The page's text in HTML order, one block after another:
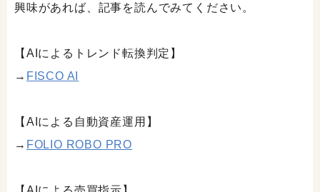
興味があれば、記事を読んでみてください。
【AIによるトレンド転換判定】
→ FISCO AI
【AIによる自動資産運用】
→ FOLIO ROBO PRO